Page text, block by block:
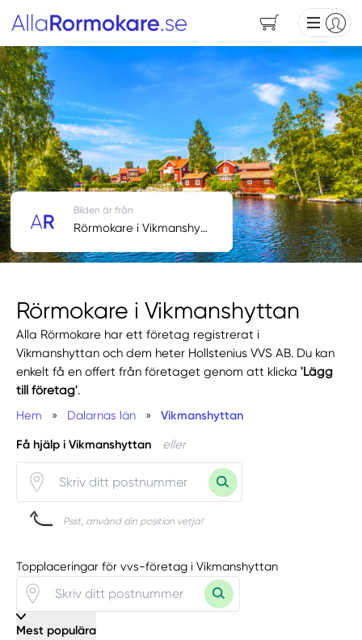
Rörmokare i Vikmanshyttan
Alla Rörmokare har ett företag registrerat i
Vikmanshyttan och dem heter Hollstenius VVS AB. Du kan
enkelt få en offert från företaget genom att klicka'Lägg
till företag'.
Hem
» Dalarnas län » Vikmanshyttan
Få hjälp i Vikmanshyttan eller
Psst, använd din position vetja!
Bilden är från
Rörmokare i Vikmanshyttan
Topplaceringar för vvs-företag i Vikmanshyttan
Mest populära